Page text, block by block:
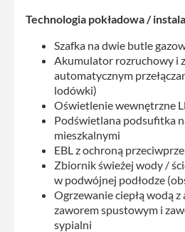
Technologia pokładowa /
Szafka na dwie butle
Akumulator rozruchowy i
automatycznym
lodówki)
Oświetlenie wewnętrzne
Podświetlana podsufitka
mieszkalnymi
EBL z ochroną
Zbiornik świeżej wody /
w podwójnej podłodze
Ogrzewanie ciepłą wodą
zaworem spustowym i
sypialni